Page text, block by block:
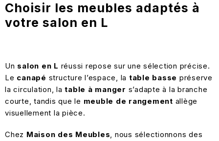
Choisir les meubles adaptés à
votre salon en L
Un salon en L réussi repose sur une sélection précise.
Le canapé structure l’espace, la table basse préserve
la circulation, latable à manger s’adapte à la branche
courte, tandis que le meuble de rangement allège
visuellement la pièce.
Chez Maison des Meubles, nous sélectionnons des